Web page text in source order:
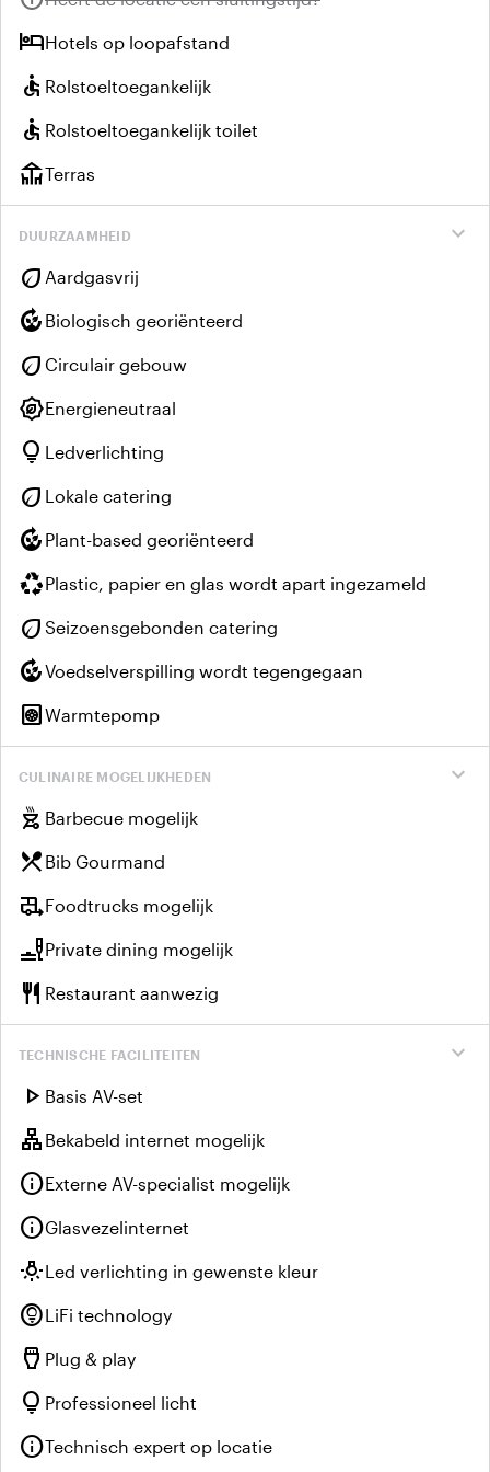
hotelHotels op loopafstand
accessible Rolstoeltoegankelijk
accessible Rolstoeltoegankelijk toilet
deckTerras
expand_more
DUURZAAMHEID
eco Aardgasvrij
compost Biologisch georiënteerd
eco Circulair gebouw
energy_program_savingEnergieneutraal
lightbulb Ledverlichting
eco Lokale catering
compost Plant-based georiënteerd
recyclingPlastic, papier en glas wordt apart ingezameld
eco Seizoensgebonden catering
compostVoedselverspilling wordt tegengegaan
heat_pumpWarmtepomp
expand_more
CULINAIRE MOGELIJKHEDEN
outdoor_grill Barbecue mogelijk
local_dining Bib Gourmand
rv_hookupFoodtrucks mogelijk
brunch_diningPrivate dining mogelijk
restaurant Restaurant aanwezig
expand_more
TECHNISCHE FACILITEITEN
play_arrow Basis AV-set
lan Bekabeld internet mogelijk
infoExterne AV-specialist mogelijk
infoGlasvezelinternet
wb_incandescentLed verlichting in gewenste kleur
lightbulb_circleLiFi technology
settings_input_hdmi Plug & play
lightbulb Professioneel licht
infoTechnisch expert op locatie